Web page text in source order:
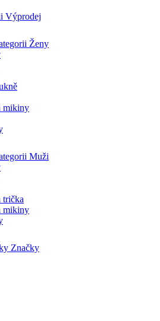
Výprodej
Ženy
mikiny
Muži
trička
mikiny
Značky